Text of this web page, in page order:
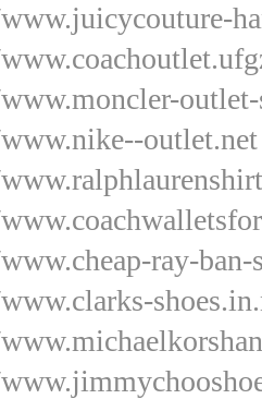
outlet-
outlet.net
ray-ban-